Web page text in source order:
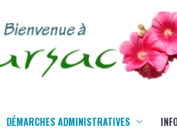
DÉMARCHES ADMINISTRATIVES